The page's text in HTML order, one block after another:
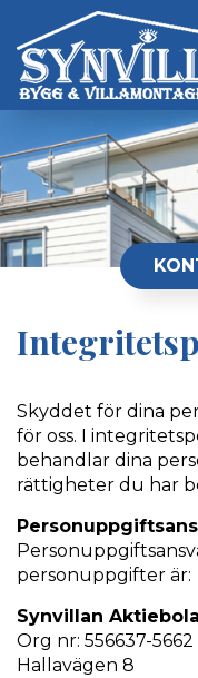
Skyddet för dina
för oss. I
behandlar dina
rättigheter du har
personuppgifter är:
Synvillan
Org nr: 556637-5662
Hallavägen 8